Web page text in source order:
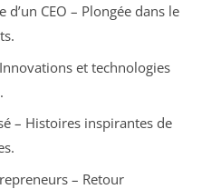
d’un CEO – Plongée dans le
Innovations et technologies
.
– Histoires inspirantes de
– Retour